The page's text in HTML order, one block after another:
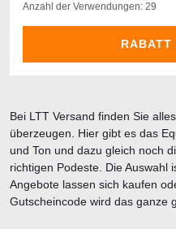
Anzahl der Verwendungen: 29
RABATT
Bei LTT Versand finden Sie
überzeugen. Hier gibt es das
und Ton und dazu gleich noch
richtigen Podeste. Die Auswahl
Angebote lassen sich kaufen
Gutscheincode wird das ganze